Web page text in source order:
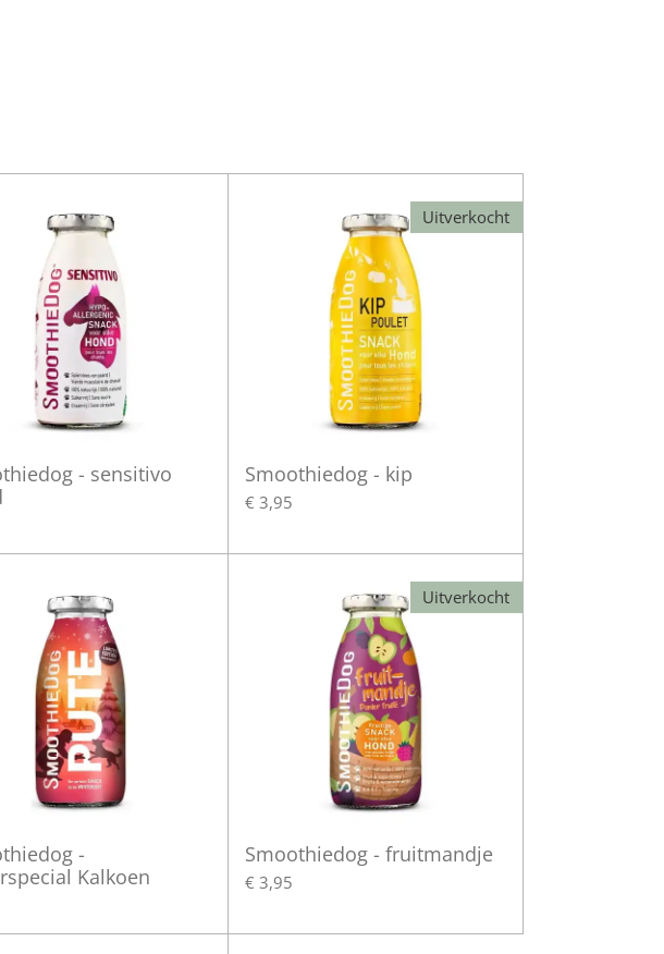
- sensitivo
Uitverkocht
Smoothiedog - kip
€ 3,95
-
Kalkoen
Uitverkocht
Smoothiedog - fruitmandje
€ 3,95